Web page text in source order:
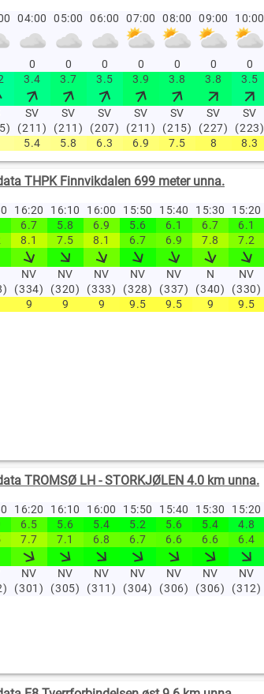
04:00 05:00 06:00 07:00 08:00 09:00 10:00
0 0 0 0 0 0 0
3.4 3.7 3.5 3.9 3.8 3.8 3.5
SV
(211)
SV
(211)
SV
(207)
SV
(211)
SV
(215)
SV
(227)
SV
(223)
5.4 5.8 6.3 6.9 7.5 8 8.3
THPK Finnvikdalen 699 meter unna.
16:20 16:10 16:00 15:50 15:40 15:30 15:20
6.7 5.8 6.9 5.6 6.1 6.7 6.1
8.1 7.5 8.1 6.7 6.9 7.8 7.2
NV
(334)
NV
(320)
NV
(333)
NV
(328)
NV
(337)
N
(340)
NV
(330)
9 9 9 9.5 9.5 9 9.5
TROMSØ LH - STORKJØLEN 4.0 km unna.
16:20 16:10 16:00 15:50 15:40 15:30 15:20
6.5 5.6 5.4 5.2 5.6 5.4 4.8
7.7 7.1 6.8 6.7 6.6 6.6 6.4
NV
(301)
NV
(305)
NV
(311)
NV
(304)
NV
(306)
NV
(306)
NV
(312)